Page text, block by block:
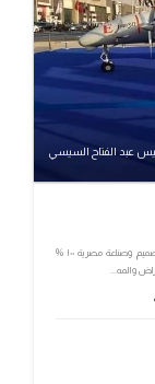
عبد الفتاح السيسي
الكشف عن الطائرة نوت NUT المصرية بمعرض مصر للدفاع وبتصميم وصناعة مصرية ١٠٠ %
والمه...